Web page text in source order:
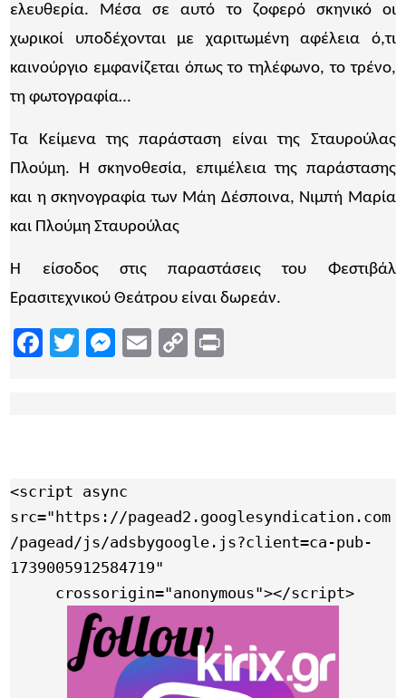
ελευθερία. Μέσα σε αυτό το ζοφερό σκηνικό οι
χωρικοί υποδέχονται με χαριτωμένη αφέλεια ό,τι
καινούργιο εμφανίζεται όπως το τηλέφωνο, το τρένο,
τη φωτογραφία…
Τα Κείμενα της παράσταση είναι της Σταυρούλας
Πλούμη. Η σκηνοθεσία, επιμέλεια της παράστασης
και η σκηνογραφία των Μάη Δέσποινα, Νιμπή Μαρία
και Πλούμη Σταυρούλας
Η είσοδος στις παραστάσεις του Φεστιβάλ
Ερασιτεχνικού Θεάτρου είναι δωρεάν.
Facebook
TwitterMessenger
EmailCopy
<script async
src="https://pagead2.googlesyndication.com
/pagead/js/adsbygoogle.js?client=ca-pub-
1739005912584719"
     crossorigin="anonymous"></script>